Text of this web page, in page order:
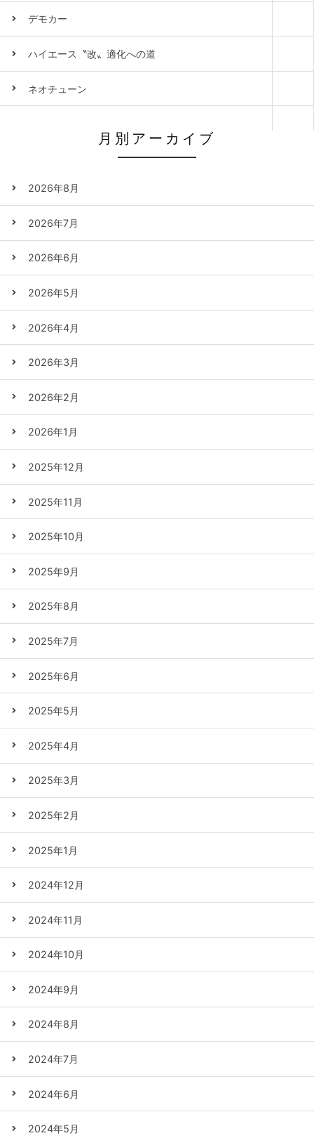
デモカー
ハイエース〝改〟適化への道
ネオチューン
月別アーカイブ
2026年8月
2026年7月
2026年6月
2026年5月
2026年4月
2026年3月
2026年2月
2026年1月
2025年12月
2025年11月
2025年10月
2025年9月
2025年8月
2025年7月
2025年6月
2025年5月
2025年4月
2025年3月
2025年2月
2025年1月
2024年12月
2024年11月
2024年10月
2024年9月
2024年8月
2024年7月
2024年6月
2024年5月